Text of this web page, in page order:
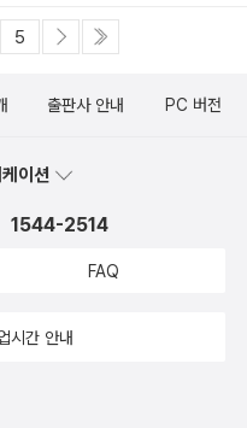
5
출판사 안내 PC 버전
이션
1544-2514
FAQ
시간 안내